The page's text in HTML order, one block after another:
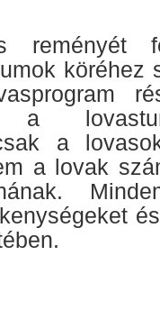
reményét
köréhez
a
a
a lovak